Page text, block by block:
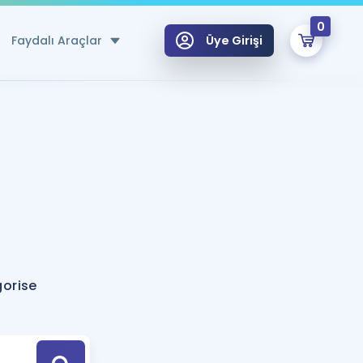
Faydalı Araçlar
Hesaplama Aracı
için Öneriler
Tek Takvimde
Üye Girişi
0
Hoca ile seni sınava hazırlayacak onlarca eğitim seni bekliyor!